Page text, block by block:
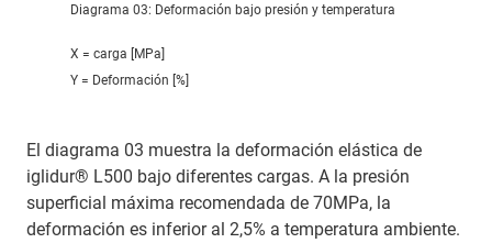
Diagrama 03: Deformación bajo presión y temperatura
X = carga [MPa]
Y = Deformación [%]
El diagrama 03 muestra la deformación elástica de
iglidur® L500 bajo diferentes cargas. A la presión
superficial máxima recomendada de 70MPa, la
deformación es inferior al 2,5% a temperatura ambiente.